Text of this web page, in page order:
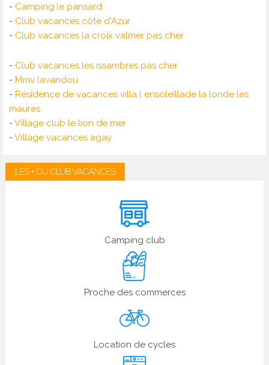
- Camping le pansard
- Club vacances côte d'Azur
- Club vacances la croix valmer pas cher
- Club vacances les issambres pas cher
- Mmv lavandou
- Résidence de vacances villa l ensoleillade la londe les
maures
-Village club le lion de mer
-Village vacances agay
LES + DU CLUB VACANCES
Camping club
Proche des commerces
Location de cycles